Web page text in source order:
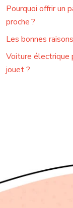
Pourquoi offrir un
proche ?
Les bonnes
Voiture électrique
jouet ?